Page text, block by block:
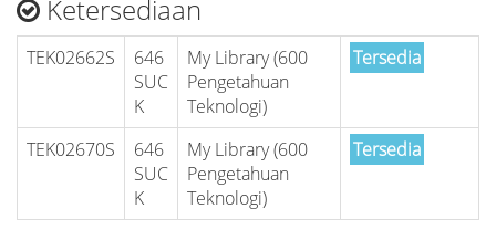
Ketersediaan
TEK02662S
646
SUC
K
My Library (600
Pengetahuan
Teknologi)
Tersedia
TEK02670S
646
SUC
K
My Library (600
Pengetahuan
Teknologi)
Tersedia